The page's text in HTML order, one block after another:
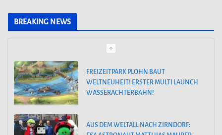
BREAKING NEWS
AUS DEM WELTALL NACH ZIRNDORF:
ESA-ASTRONAUT MATTHIAS MAURER
BESUCHT DEN PLAYMOBIL-FUNPARK